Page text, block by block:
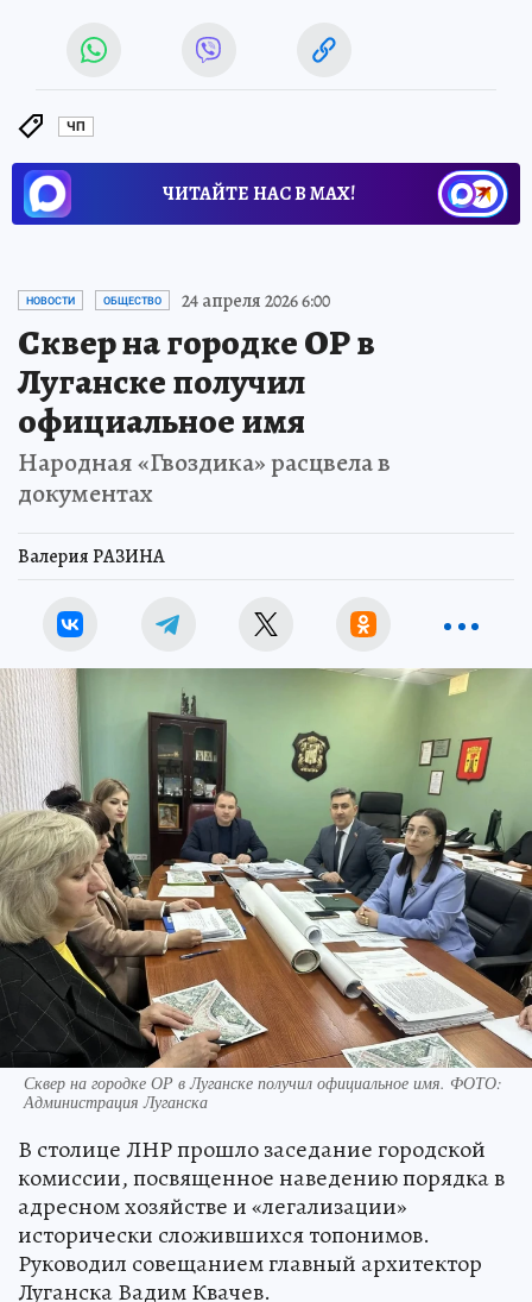
ЧП
ЧИТАЙТЕ НАС В МАХ!
НОВОСТИ ОБЩЕСТВО 24 апреля 2026 6:00
Сквер на городке ОР в
Луганске получил
официальное имя
Народная «Гвоздика» расцвела в
документах
Валерия РАЗИНА
Сквер на городке ОР в Луганске получил официальное имя. ФОТО:
Администрация Луганска
В столице ЛНР прошло заседание городской
комиссии, посвященное наведению порядка в
адресном хозяйстве и «легализации»
исторически сложившихся топонимов.
Руководил совещанием главный архитектор
Луганска Вадим Квачев.